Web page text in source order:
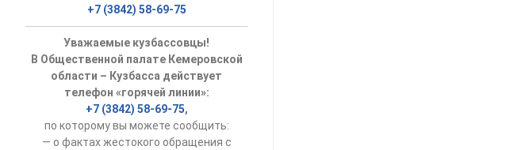
+7 (3842) 58-69-75
Уважаемые кузбассовцы!
В Общественной палате Кемеровской
области – Кузбасса действует
телефон «горячей линии»:
+7 (3842) 58-69-75,
по которому вы можете сообщить:
— о фактах жестокого обращения с